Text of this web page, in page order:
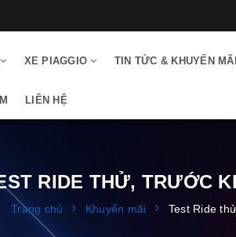
XE PIAGGIO TIN TỨC & KHUYẾN MÃI
LIÊN HỆ
RIDE THỬ, TRƯỚC
Trang chủ Khuyến mãi Test Ride